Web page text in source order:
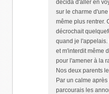
décida d'aller en
sur le charme
même plus rentrer.
décrochait
quand je
et m'interdit même
pour l'amener à la
Nos deux parents
Par un calme
parcourais les